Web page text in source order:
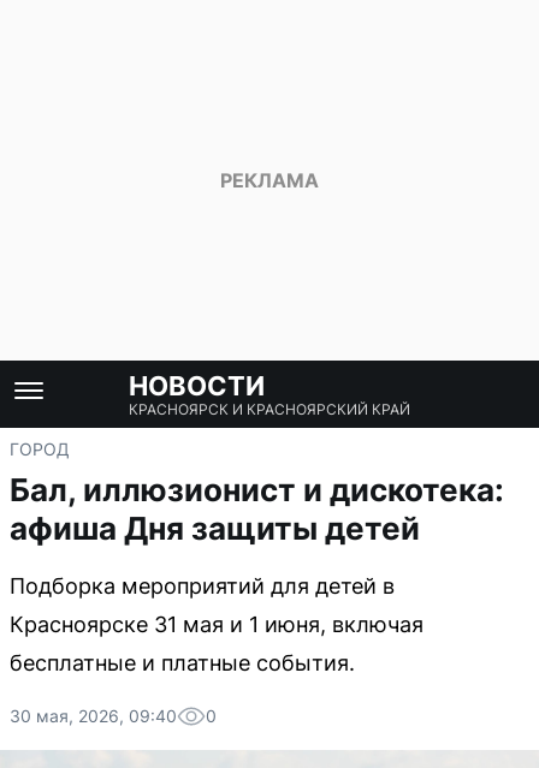
НОВОСТИ
КРАСНОЯРСК И КРАСНОЯРСКИЙ КРАЙ
ГОРОД
Бал, иллюзионист и дискотека:
афиша Дня защиты детей
Подборка мероприятий для детей в
Красноярске 31 мая и 1 июня, включая
бесплатные и платные события.
30 мая, 2026, 09:40 0